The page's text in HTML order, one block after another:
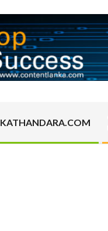
KATHANDARA.COM